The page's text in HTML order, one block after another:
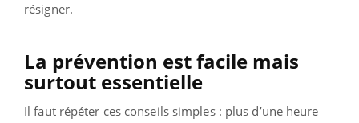
résigner.
La prévention est facile mais
surtout essentielle
Il faut répéter ces conseils simples : plus d’une heure